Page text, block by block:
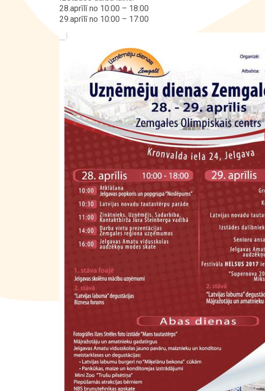
28.aprīlī no 10:00 – 18:00
29.aprīlī no 10:00 – 17:00